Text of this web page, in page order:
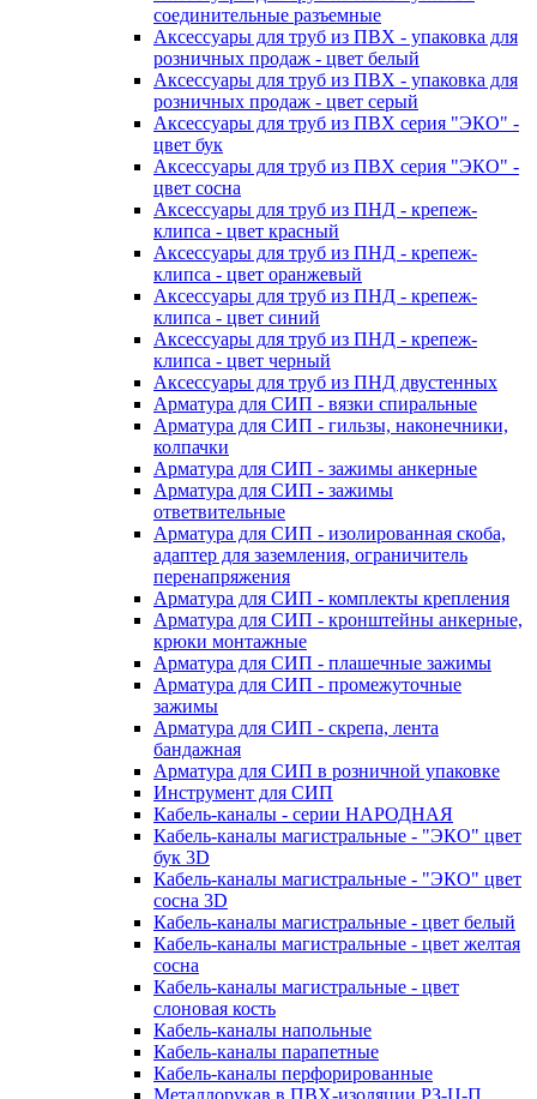
соединительные разъемные
Аксессуары для труб из ПВХ - упаковка для
розничных продаж - цвет белый
Аксессуары для труб из ПВХ - упаковка для
розничных продаж - цвет серый
Аксессуары для труб из ПВХ серия "ЭКО" -
цвет бук
Аксессуары для труб из ПВХ серия "ЭКО" -
цвет сосна
Аксессуары для труб из ПНД - крепеж-
клипса - цвет красный
Аксессуары для труб из ПНД - крепеж-
клипса - цвет оранжевый
Аксессуары для труб из ПНД - крепеж-
клипса - цвет синий
Аксессуары для труб из ПНД - крепеж-
клипса - цвет черный
Аксессуары для труб из ПНД двустенных
Арматура для СИП - вязки спиральные
Арматура для СИП - гильзы, наконечники,
колпачки
Арматура для СИП - зажимы анкерные
Арматура для СИП - зажимы
ответвительные
Арматура для СИП - изолированная скоба,
адаптер для заземления, ограничитель
перенапряжения
Арматура для СИП - комплекты крепления
Арматура для СИП - кронштейны анкерные,
крюки монтажные
Арматура для СИП - плашечные зажимы
Арматура для СИП - промежуточные
зажимы
Арматура для СИП - скрепа, лента
бандажная
Арматура для СИП в розничной упаковке
Инструмент для СИП
Кабель-каналы - серии НАРОДНАЯ
Кабель-каналы магистральные - "ЭКО" цвет
бук 3D
Кабель-каналы магистральные - "ЭКО" цвет
сосна 3D
Кабель-каналы магистральные - цвет белый
Кабель-каналы магистральные - цвет желтая
сосна
Кабель-каналы магистральные - цвет
слоновая кость
Кабель-каналы напольные
Кабель-каналы парапетные
Кабель-каналы перфорированные
Металлорукав в ПВХ-изоляции РЗ-Ц-П